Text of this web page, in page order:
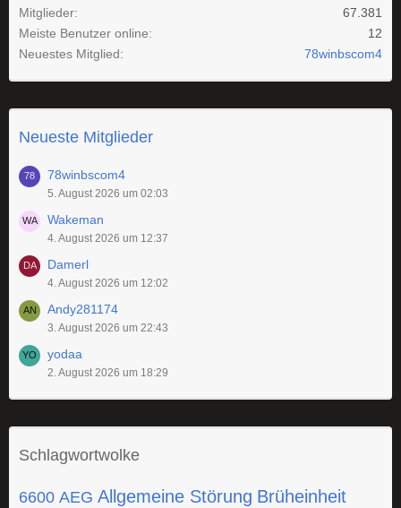
Mitglieder
67.381
Meiste Benutzer online
12
Neuestes Mitglied
78winbscom4
Neueste Mitglieder
78winbscom4
5. August 2026 um 02:03
Wakeman
4. August 2026 um 12:37
Damerl
4. August 2026 um 12:02
Andy281174
3. August 2026 um 22:43
yodaa
2. August 2026 um 18:29
Schlagwortwolke
6600 AEG Allgemeine Störung Brüheinheit